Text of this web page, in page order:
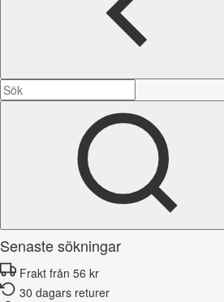
Senaste sökningar
Frakt från 56 kr
30 dagars returer